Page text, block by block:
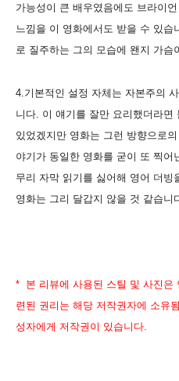
가능성이 큰 배우였음에도 브라이
느낌을 이 영화에서도 받을 수 있
로 질주하는 그의 모습에 왠지 가슴
4.기본적인 설정 자체는 자본주의
니다. 이 얘기를 잘만 요리했더라면
있었겠지만 영화는 그런 방향으로
야기가 동일한 영화를 굳이 또 찍
무리 자막 읽기를 싫어해 영어 더빙
영화는 그리 달갑지 않을 것 같습니
* 본 리뷰에 사용된 스틸 및 사진은
련된 권리는 해당 저작권자에 소유
성자에게 저작권이 있습니다.